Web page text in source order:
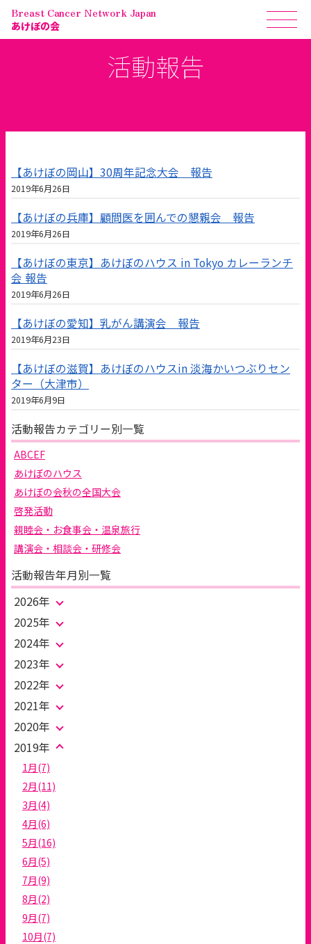
Breast Cancer Network Japan
あけぼの会
活動報告
【あけぼの岡山】30周年記念大会 報告
2019年6月26日
【あけぼの兵庫】顧問医を囲んでの懇親会 報告
2019年6月26日
【あけぼの東京】あけぼのハウス in Tokyo カレーランチ
会 報告
2019年6月26日
【あけぼの愛知】乳がん講演会 報告
2019年6月23日
【あけぼの滋賀】あけぼのハウスin 淡海かいつぶりセン
ター（大津市）
2019年6月9日
活動報告カテゴリー別一覧
ABCEF
あけぼのハウス
あけぼの会秋の全国大会
啓発活動
親睦会・お食事会・温泉旅行
講演会・相談会・研修会
活動報告年月別一覧
2026年
2025年
2024年
2023年
2022年
2021年
2020年
2019年
1月(7)
2月(11)
3月(4)
4月(6)
5月(16)
6月(5)
7月(9)
8月(2)
9月(7)
10月(7)